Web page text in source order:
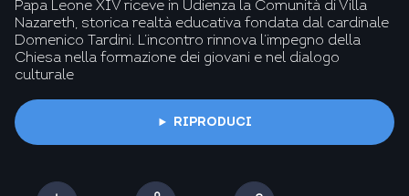
Papa Leone XIV riceve in Udienza la Comunità di Villa
Nazareth, storica realtà educativa fondata dal cardinale
Domenico Tardini. L’incontro rinnova l’impegno della
Chiesa nella formazione dei giovani e nel dialogo
culturale
RIPRODUCI